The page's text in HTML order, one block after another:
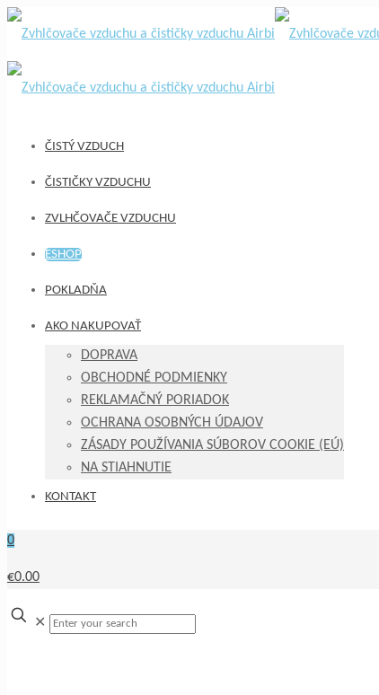
ČISTÝ VZDUCH
ČISTIČKY VZDUCHU
ZVLHČOVAČE VZDUCHU
ESHOP
POKLADŇA
AKO NAKUPOVAŤ
DOPRAVA
OBCHODNÉ PODMIENKY
REKLAMAČNÝ PORIADOK
OCHRANA OSOBNÝCH ÚDAJOV
ZÁSADY POUŽÍVANIA SÚBOROV COOKIE (EÚ)
NA STIAHNUTIE
KONTAKT
0
€0.00
✕